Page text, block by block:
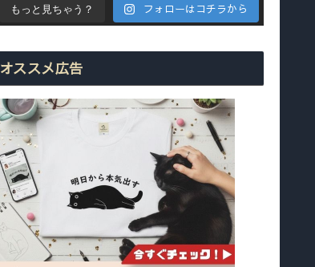
もっと見ちゃう？ フォローはコチラから
オススメ広告